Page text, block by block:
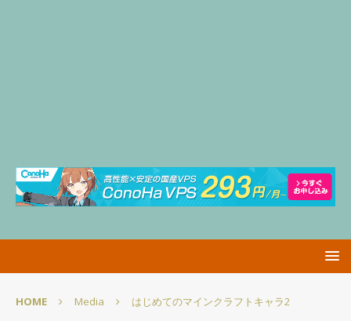
HOME Media はじめてのマインクラフトキャラ2